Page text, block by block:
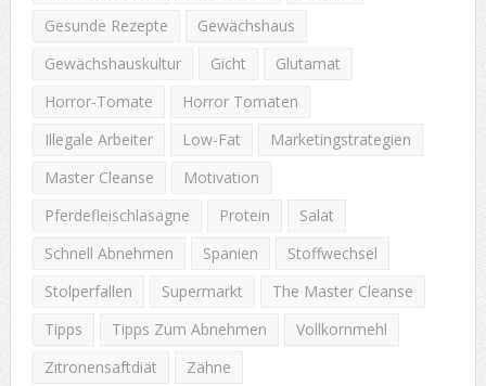
Gesunde Rezepte
Gewächshaus
Gewächshauskultur
Gicht
Glutamat
Horror-Tomate
Horror Tomaten
Illegale Arbeiter
Low-Fat
Marketingstrategien
Master Cleanse
Motivation
Pferdefleischlasagne
Protein
Salat
Schnell Abnehmen
Spanien
Stoffwechsel
Stolperfallen
Supermarkt
The Master Cleanse
Tipps
Tipps Zum Abnehmen
Vollkornmehl
Zitronensaftdiät
Zähne